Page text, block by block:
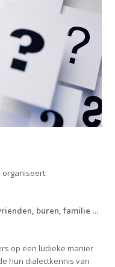
organiseert:
buren, familie …
op een ludieke manier
hun dialectkennis van